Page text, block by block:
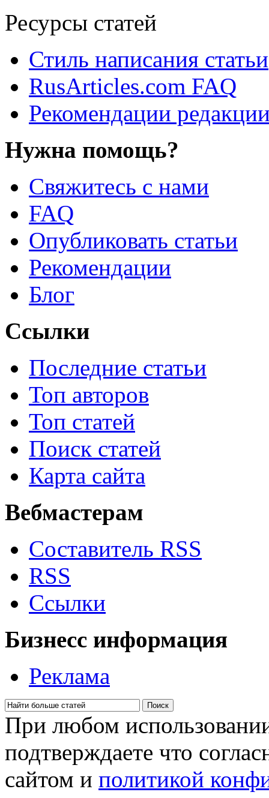
Ресурсы статей
Стиль написания статьи
RusArticles.com FAQ
Рекомендации
Нужна помощь?
Свяжитесь с нами
FAQ
Опубликовать статьи
Рекомендации
Блог
Ссылки
Последние статьи
Топ авторов
Топ статей
Поиск статей
Карта сайта
Вебмастерам
Составитель RSS
RSS
Сcылки
Бизнесс информация
Реклама
При любом
подтверждаете что
сайтом и политикой